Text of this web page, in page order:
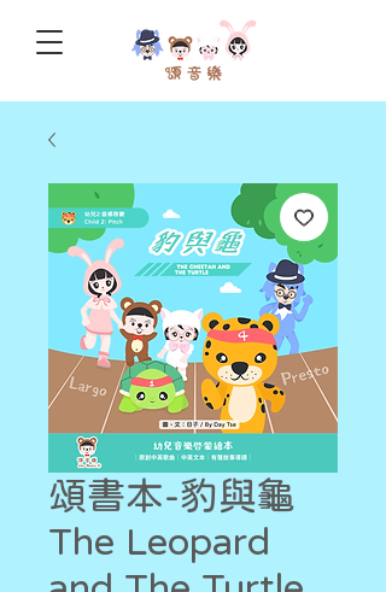
頌書本-豹與龜
The Leopard